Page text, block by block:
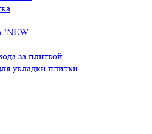
!NEW
за плиткой
укладки плитки